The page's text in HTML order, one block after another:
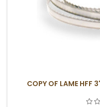
COPY OF LAME HFF